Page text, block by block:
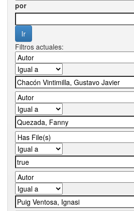
por
Filtros actuales: